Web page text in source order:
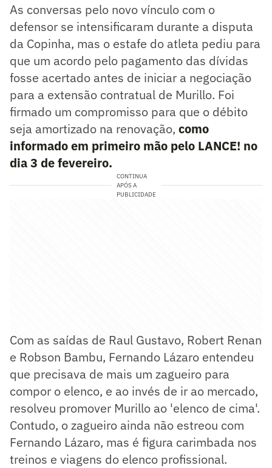
As conversas pelo novo vínculo com o
defensor se intensificaram durante a disputa
da Copinha, mas o estafe do atleta pediu para
que um acordo pelo pagamento das dívidas
fosse acertado antes de iniciar a negociação
para a extensão contratual de Murillo. Foi
firmado um compromisso para que o débito
seja amortizado na renovação, como
informado em primeiro mão pelo LANCE! no
dia 3 de fevereiro.
CONTINUA
APÓS A
PUBLICIDADE
Com as saídas de Raul Gustavo, Robert Renan
e Robson Bambu, Fernando Lázaro entendeu
que precisava de mais um zagueiro para
compor o elenco, e ao invés de ir ao mercado,
resolveu promover Murillo ao 'elenco de cima'.
Contudo, o zagueiro ainda não estreou com
Fernando Lázaro, mas é figura carimbada nos
treinos e viagens do elenco profissional.